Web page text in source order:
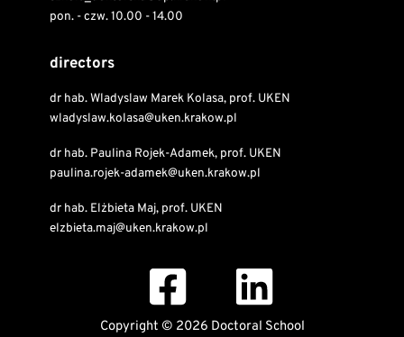
pon. - czw. 10.00 - 14.00
directors
dr hab. Wladyslaw Marek Kolasa, prof. UKEN
wladyslaw.kolasa@uken.krakow.pl
dr hab. Paulina Rojek-Adamek, prof. UKEN
paulina.rojek-adamek@uken.krakow.pl
dr hab. Elżbieta Maj, prof. UKEN
elzbieta.maj@uken.krakow.pl
Copyright © 2026 Doctoral School